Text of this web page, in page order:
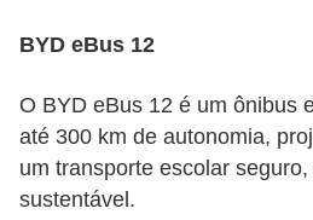
BYD eBus 12
O BYD eBus 12 é um ônibus
até 300 km de autonomia,
um transporte escolar
sustentável.